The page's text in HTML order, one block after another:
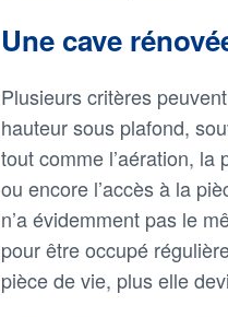
Une cave
Plusieurs critères
hauteur sous plafond,
tout comme l’aération, la
ou encore l’accès à la
n’a évidemment pas le
pour être occupé
pièce de vie, plus elle